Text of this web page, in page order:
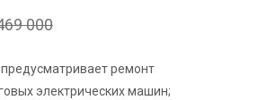
000
ремонт
электрических машин;